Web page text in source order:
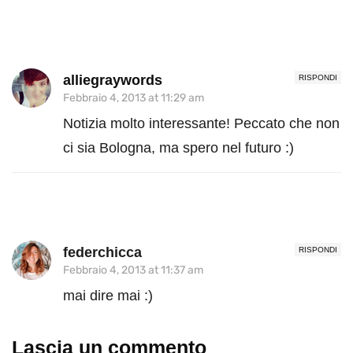
RISPONDI
alliegraywords
Febbraio 4, 2013 at 11:29 am
Notizia molto interessante! Peccato che non
ci sia Bologna, ma spero nel futuro :)
RISPONDI
federchicca
Febbraio 4, 2013 at 11:37 am
mai dire mai :)
Lascia un commento